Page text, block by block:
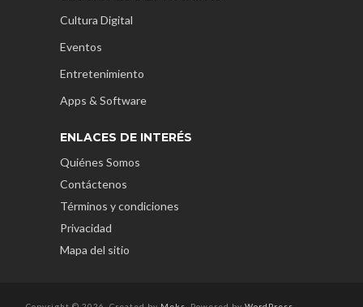
Cultura Digital
Eventos
Entretenimiento
Apps & Software
ENLACES DE INTERÉS
Quiénes Somos
Contáctenos
Términos y condiciones
Privacidad
Mapa del sitio